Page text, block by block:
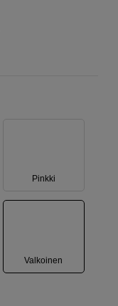
Pinkki
Valkoinen